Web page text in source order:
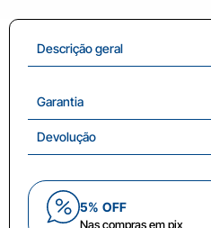
Descrição geral
Garantia
Devolução
5% OFF
Nas compras em pix